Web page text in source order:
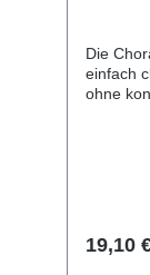
Die
einfach
ohne
19,10